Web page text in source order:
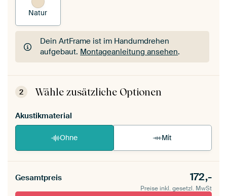
Natur
Dein ArtFrame ist im Handumdrehen
aufgebaut. Montageanleitung ansehen.
Dein ArtFrame ist im Handumdrehen
aufgebaut.Montageanleitung ansehen
2 Wähle zusätzliche Optionen
Akustikmaterial
Ohne Mit
Gesamtpreis 172,-
Preise inkl. gesetzl. MwSt